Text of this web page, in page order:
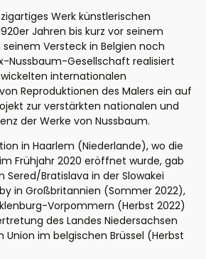
Werk künstlerischen
Jahren bis kurz vor seinem
seinem Versteck in Belgien noch
Nussbaum-Gesellschaft realisiert
internationalen
Reproduktionen des Malers ein auf
zur verstärkten nationalen und
der Werke von Nussbaum.
in Haarlem (Niederlande), wo die
Frühjahr 2020 eröffnet wurde, gab
Sered/Bratislava in der Slowakei
in Großbritannien (Sommer 2022),
Vorpommern (Herbst 2022)
des Landes Niedersachsen
Union im belgischen Brüssel (Herbst